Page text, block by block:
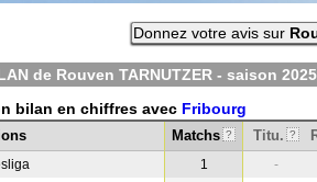
Donnez votre avis sur
de Rouven TARNUTZER - saison
bilan en chiffres avec Fribourg
Matchs ? Titu. ?
1 -